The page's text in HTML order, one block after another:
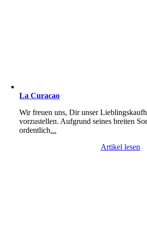
La Curacao
Wir freuen uns, Dir unser
vorzustellen. Aufgrund seines breiten
ordentlich...
Artikel lesen